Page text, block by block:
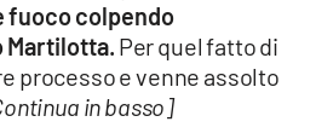
fuoco colpendo
Martilotta. Per quel fatto di
processo e venne assolto
in basso]